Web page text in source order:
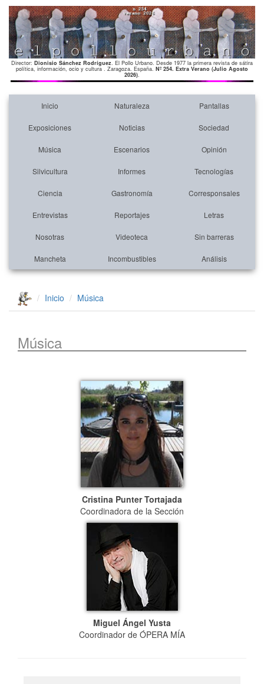
Director: Dionisio Sánchez Rodríguez. El Pollo Urbano. Desde 1977 la primera revista de sátira
política, información, ocio y cultura . Zaragoza. España. Nº 254. Extra Verano (Julio Agosto
2026).
Inicio Naturaleza Pantallas
Exposiciones Noticias Sociedad
Música Escenarios Opinión
Silvicultura Informes Tecnologías
Ciencia Gastronomía Corresponsales
Entrevistas Reportajes Letras
Nosotras Videoteca Sin barreras
Mancheta Incombustibles Análisis
Inicio Música
Música
Cristina Punter Tortajada
Coordinadora de la Sección
Miguel Ángel Yusta
Coordinador de ÓPERA MÍA